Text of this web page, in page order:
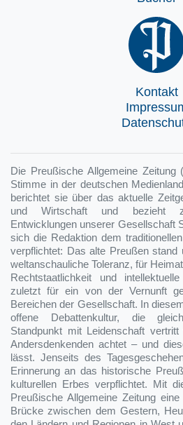
Kontakt
Die Preußische Allgemeine Zeitung
Stimme in der deutschen
berichtet sie über das aktuelle
und Wirtschaft und bezieht
Entwicklungen unserer Gesellschaft
sich die Redaktion dem
verpflichtet: Das alte Preußen stand
weltanschauliche Toleranz, für
Rechtstaatlichkeit und
zuletzt für ein von der Vernunft
Bereichen der Gesellschaft. In
offene Debattenkultur, die
Standpunkt mit Leidenschaft
Andersdenkenden achtet – und
lässt. Jenseits des
Erinnerung an das historische
kulturellen Erbes verpflichtet. Mit
Preußische Allgemeine Zeitung
Brücke zwischen dem Gestern,